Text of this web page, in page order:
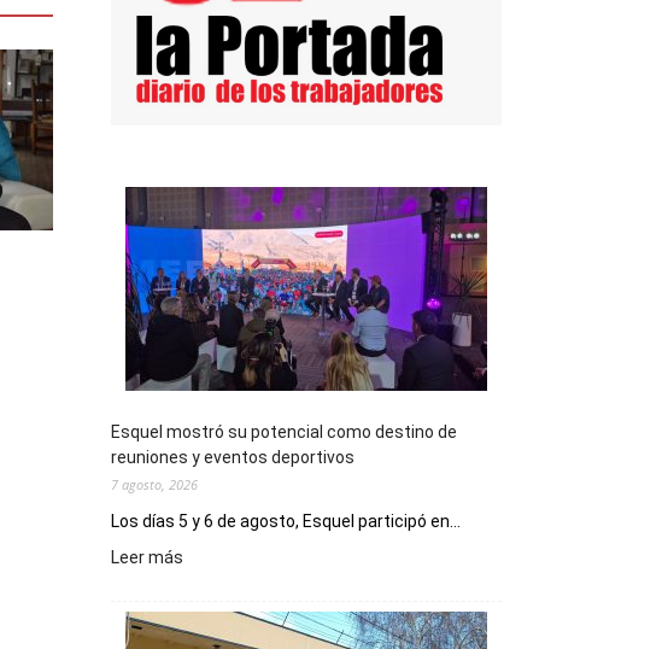
Esquel mostró su potencial como destino de
reuniones y eventos deportivos
7 agosto, 2026
Los días 5 y 6 de agosto, Esquel participó en...
Leer más
su